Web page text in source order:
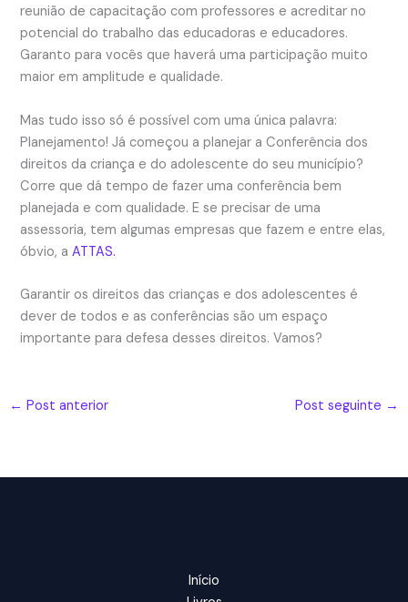
reunião de capacitação com professores e acreditar no
potencial do trabalho das educadoras e educadores.
Garanto para vocês que haverá uma participação muito
maior em amplitude e qualidade.
Mas tudo isso só é possível com uma única palavra:
Planejamento! Já começou a planejar a Conferência dos
direitos da criança e do adolescente do seu município?
Corre que dá tempo de fazer uma conferência bem
planejada e com qualidade. E se precisar de uma
assessoria, tem algumas empresas que fazem e entre elas,
óbvio, aATTAS.
Garantir os direitos das crianças e dos adolescentes é
dever de todos e as conferências são um espaço
importante para defesa desses direitos. Vamos?
← Post anterior Post seguinte →
Início